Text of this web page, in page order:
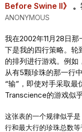
Before Swine II》
ANONYMOUS
我在2002年11月28日
下是我的四行策略。轮
的排列进行游戏。例
从有5颗珍珠的那一行
“输”，即使对手采取
Transcience的游戏似
这张表的一个规律似乎
行和最大行的珍珠总数